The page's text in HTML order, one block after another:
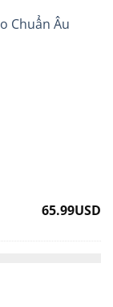
70.00USD.
Chuẩn Âu
65.99USD